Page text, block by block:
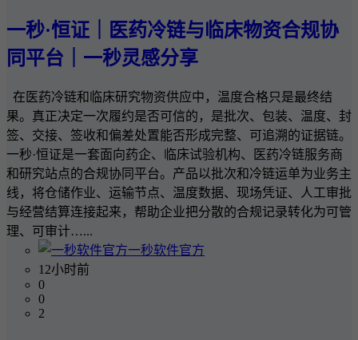
一秒·恒证｜医药冷链与临床物资合规协
同平台｜一秒灵感分享
在医药冷链和临床研究物资供应中，温度合格只是最终结
果。真正决定一次履约是否可信的，是批次、包装、温度、封
签、交接、签收和偏差处置能否形成完整、可追溯的证据链。
一秒·恒证是一套面向药企、临床试验机构、医药冷链服务商
和研究站点的合规协同平台。产品以批次和冷链运单为业务主
线，将仓储作业、运输节点、温度数据、现场凭证、人工审批
与经营结算连接起来，帮助企业把分散的合规记录转化为可管
理、可审计…...
一秒软件官方
12小时前
0
0
2